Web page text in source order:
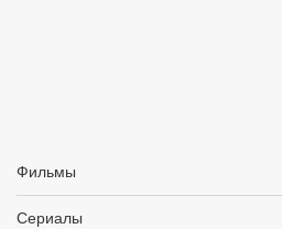
Фильмы
Сериалы